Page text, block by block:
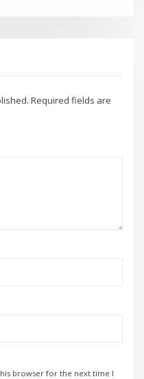
Required fields are
browser for the next time I